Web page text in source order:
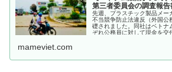
第三者委員会の調査報
先週、プラスチック製品メー
不当競争防止法違反（外国公
礎されました。同社はベト
ぞれ公務員に対して現金を交
mameviet.com